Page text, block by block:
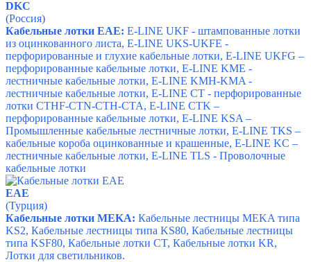
DKC
(Россия)
Кабельные лотки ЕАЕ: E-LINE UKF - штампованные лотки
из оцинкованного листа, E-LINE UKS-UKFE -
перфорированные и глухие кабельные лотки, E-LINE UKFG –
перфорированные кабельные лотки, E-LINE KMЕ -
лестничные кабельные лотки, E-LINE KMH-KMA -
лестничные кабельные лотки, E-LINE CT - перфорированные
лотки CTHF-CTN-CTH-CTA, E-LINE CTK –
перфорированные кабельные лотки, E-LINE KSA –
Промышленные кабельные лестничные лотки, E-LINE TKS –
кабельные короба оцинкованные и крашенные, E-LINE KC –
лестничные кабельные лотки, E-LINE TLS - Проволочные
кабельные лотки
EAE
(Турция)
Кабельные лотки MEKA: Кабельные лестницы MEKA типа
KS2, Кабельные лестницы типа KS80, Кабельные лестницы
типа KSF80, Кабельные лотки CT, Кабельные лотки KR,
Лотки для светильников.